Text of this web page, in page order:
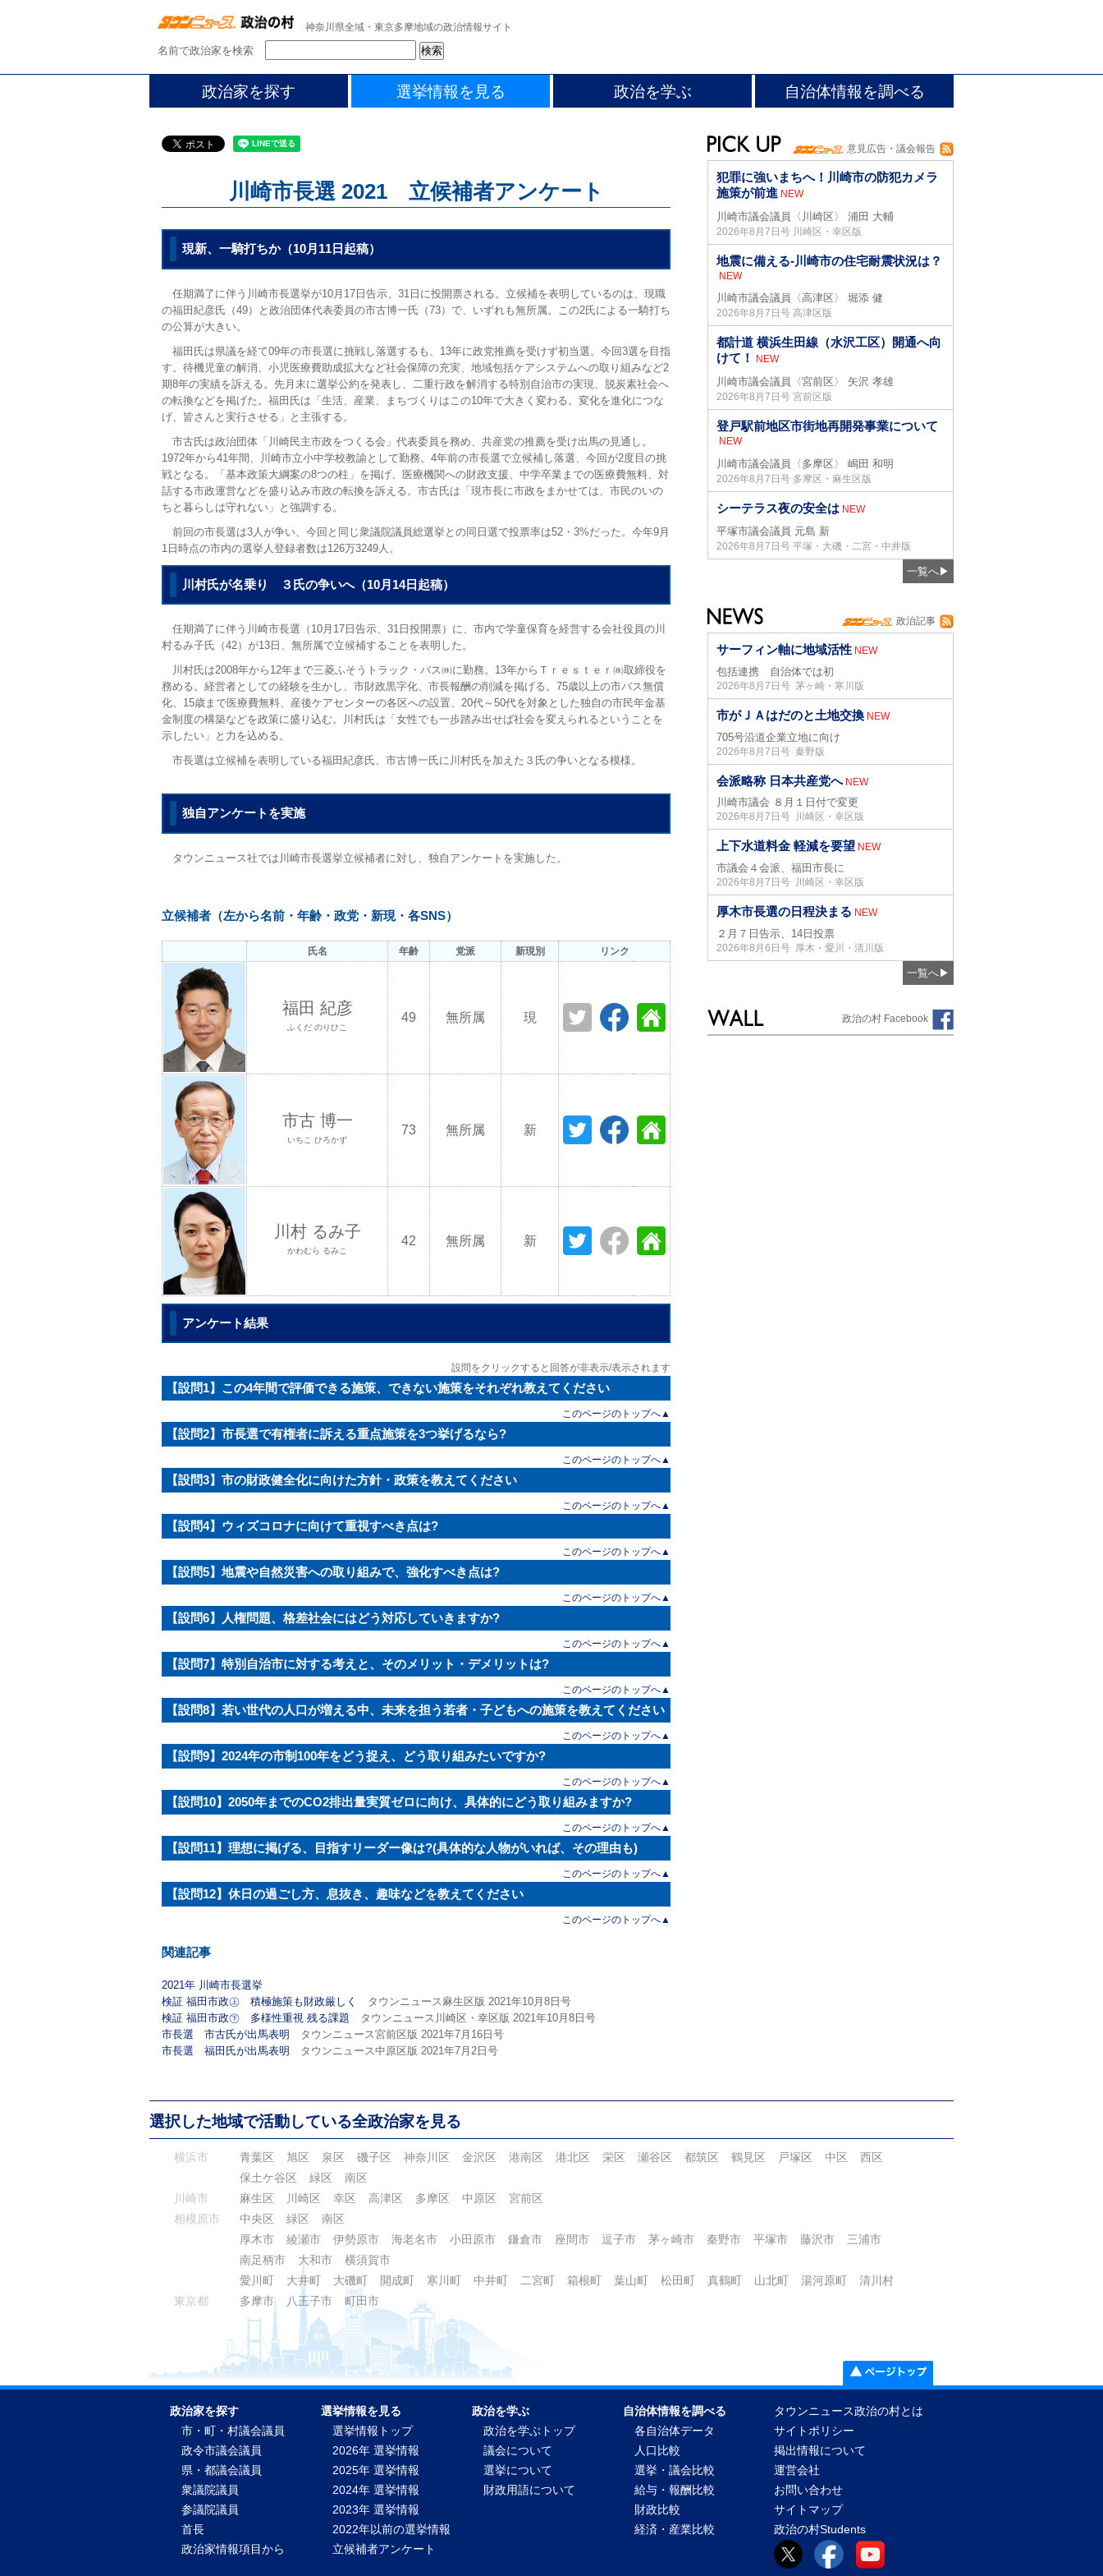
神奈川県全域・東京多摩地域の政治情報サイト
名前で政治家を検索
政治家を探す 選挙情報を見る 政治を学ぶ 自治体情報を調べる
川崎市長選 2021 立候補者アンケート
現新、一騎打ちか（10月11日起稿）
任期満了に伴う川崎市長選挙が10月17日告示、31日に投開票される。立候補を表明しているのは、現職
の福田紀彦氏（49）と政治団体代表委員の市古博一氏（73）で、いずれも無所属。この2氏による一騎打ち
の公算が大きい。
福田氏は県議を経て09年の市長選に挑戦し落選するも、13年に政党推薦を受けず初当選。今回3選を目指
す。待機児童の解消、小児医療費助成拡大など社会保障の充実、地域包括ケアシステムへの取り組みなど2
期8年の実績を訴える。先月末に選挙公約を発表し、二重行政を解消する特別自治市の実現、脱炭素社会へ
の転換などを掲げた。福田氏は「生活、産業、まちづくりはこの10年で大きく変わる。変化を進化につな
げ、皆さんと実行させる」と主張する。
市古氏は政治団体「川崎民主市政をつくる会」代表委員を務め、共産党の推薦を受け出馬の見通し。
1972年から41年間、川崎市立小中学校教諭として勤務。4年前の市長選で立候補し落選、今回が2度目の挑
戦となる。「基本政策大綱案の8つの柱」を掲げ、医療機関への財政支援、中学卒業までの医療費無料、対
話する市政運営などを盛り込み市政の転換を訴える。市古氏は「現市長に市政をまかせては、市民のいの
ちと暮らしは守れない」と強調する。
前回の市長選は3人が争い、今回と同じ衆議院議員総選挙との同日選で投票率は52・3%だった。今年9月
1日時点の市内の選挙人登録者数は126万3249人。
川村氏が名乗り ３氏の争いへ（10月14日起稿）
任期満了に伴う川崎市長選（10月17日告示、31日投開票）に、市内で学童保育を経営する会社役員の川
村るみ子氏（42）が13日、無所属で立候補することを表明した。
川村氏は2008年から12年まで三菱ふそうトラック・バス㈱に勤務。13年からＴｒｅｓｔｅｒ㈱取締役を
務める。経営者としての経験を生かし、市財政黒字化、市長報酬の削減を掲げる。75歳以上の市バス無償
化、15歳まで医療費無料、産後ケアセンターの各区への設置、20代～50代を対象とした独自の市民年金基
金制度の構築などを政策に盛り込む。川村氏は「女性でも一歩踏み出せば社会を変えられるということを
示したい」と力を込める。
市長選は立候補を表明している福田紀彦氏、市古博一氏に川村氏を加えた３氏の争いとなる模様。
独自アンケートを実施
タウンニュース社では川崎市長選挙立候補者に対し、独自アンケートを実施した。
立候補者（左から名前・年齢・政党・新現・各SNS）
氏名 年齢 党派 新現別 リンク
福田 紀彦
ふくだ のりひこ
49 無所属 現
市古 博一
いちこ ひろかず
73 無所属 新
川村 るみ子
かわむら るみこ
42 無所属 新
アンケート結果
設問をクリックすると回答が非表示/表示されます
【設問1】この4年間で評価できる施策、できない施策をそれぞれ教えてください
このページのトップへ▲
【設問2】市長選で有権者に訴える重点施策を3つ挙げるなら?
このページのトップへ▲
【設問3】市の財政健全化に向けた方針・政策を教えてください
このページのトップへ▲
【設問4】ウィズコロナに向けて重視すべき点は?
このページのトップへ▲
【設問5】地震や自然災害への取り組みで、強化すべき点は?
このページのトップへ▲
【設問6】人権問題、格差社会にはどう対応していきますか?
このページのトップへ▲
【設問7】特別自治市に対する考えと、そのメリット・デメリットは?
このページのトップへ▲
【設問8】若い世代の人口が増える中、未来を担う若者・子どもへの施策を教えてください
このページのトップへ▲
【設問9】2024年の市制100年をどう捉え、どう取り組みたいですか?
このページのトップへ▲
【設問10】2050年までのCO2排出量実質ゼロに向け、具体的にどう取り組みますか?
このページのトップへ▲
【設問11】理想に掲げる、目指すリーダー像は?(具体的な人物がいれば、その理由も)
このページのトップへ▲
【設問12】休日の過ごし方、息抜き、趣味などを教えてください
このページのトップへ▲
関連記事
2021年 川崎市長選挙
検証 福田市政㊤ 積極施策も財政厳しく
タウンニュース麻生区版 2021年10月8日号
検証 福田市政㊦ 多様性重視 残る課題 タウンニュース川崎区・幸区版 2021年10月8日号
市長選 市古氏が出馬表明
タウンニュース宮前区版 2021年7月16日号
市長選 福田氏が出馬表明
タウンニュース中原区版 2021年7月2日号
意見広告・議会報告
犯罪に強いまちへ！川崎市の防犯カメラ
施策が前進 NEW
川崎市議会議員〈川崎区〉 浦田 大輔
2026年8月7日号 川崎区・幸区版
地震に備える-川崎市の住宅耐震状況は？
NEW
川崎市議会議員〈高津区〉 堀添 健
2026年8月7日号 高津区版
都計道 横浜生田線（水沢工区）開通へ向
けて！
NEW
川崎市議会議員〈宮前区〉 矢沢 孝雄
2026年8月7日号 宮前区版
登戸駅前地区市街地再開発事業について
NEW
川崎市議会議員〈多摩区〉 嶋田 和明
2026年8月7日号 多摩区・麻生区版
シーテラス夜の安全は NEW
平塚市議会議員 元島 新
2026年8月7日号 平塚・大磯・二宮・中井版
一覧へ▶
政治記事
サーフィン軸に地域活性 NEW
包括連携 自治体では初
2026年8月7日号 茅ヶ崎・寒川版
市がＪＡはだのと土地交換 NEW
705号沿道企業立地に向け
2026年8月7日号 秦野版
会派略称 日本共産党へ NEW
川崎市議会 ８月１日付で変更
2026年8月7日号 川崎区・幸区版
上下水道料金 軽減を要望 NEW
市議会４会派、福田市長に
2026年8月7日号 川崎区・幸区版
厚木市長選の日程決まる NEW
２月７日告示、14日投票
2026年8月6日号 厚木・愛川・清川版
一覧へ▶
政治の村 Facebook
選択した地域で活動している全政治家を見る
横浜市 青葉区 旭区 泉区 磯子区 神奈川区 金沢区 港南区 港北区 栄区 瀬谷区 都筑区 鶴見区 戸塚区 中区
西区
保土ケ谷区
緑区
南区
川崎市
麻生区 川崎区 幸区 高津区 多摩区 中原区
宮前区
相模原市
中央区 緑区
南区
厚木市
綾瀬市 伊勢原市 海老名市 小田原市 鎌倉市 座間市 逗子市 茅ヶ崎市 秦野市 平塚市 藤沢市
三浦市
南足柄市
大和市
横須賀市
愛川町
大井町 大磯町 開成町 寒川町 中井町 二宮町 箱根町 葉山町 松田町 真鶴町 山北町 湯河原町
清川村
東京都
多摩市 八王子市 町田市
政治家を探す
市・町・村議会議員
政令市議会議員
県・都議会議員
衆議院議員
参議院議員
首長
政治家情報項目から
選挙情報を見る
選挙情報トップ
2026年 選挙情報
2025年 選挙情報
2024年 選挙情報
2023年 選挙情報
2022年以前の選挙情報
立候補者アンケート
政治を学ぶ
政治を学ぶトップ
議会について
選挙について
財政用語について
自治体情報を調べる
各自治体データ
人口比較
選挙・議会比較
給与・報酬比較
財政比較
経済・産業比較
タウンニュース政治の村とは
サイトポリシー
掲出情報について
運営会社
お問い合わせ
サイトマップ
政治の村Students